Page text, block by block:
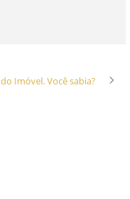
Imóvel. Você sabia?